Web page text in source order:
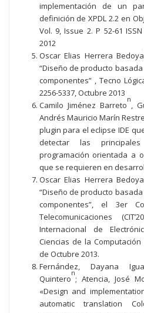
implementación de un
definición de XPDL 2.2 en
Vol. 9, Issue 2. P 52-61
2012
Oscar Elias Herrera Bedoya
“Diseño de producto
componentes” , Tecno
2256-5337, Octubre 2013
Camilo Jiménez Barreto
n
,
Andrés Mauricio Marín
plugin para el eclipse IDE
detectar las
programación orientada a
que se requieren en
Oscar Elias Herrera Bedoya
“Diseño de producto
componentes”, el 3er
Telecomunicaciones
Internacional de
Ciencias de la Computación
de Octubre 2013.
Fernández, Dayana
Quintero
n
; Atencia, José
«Design and
automatic translation